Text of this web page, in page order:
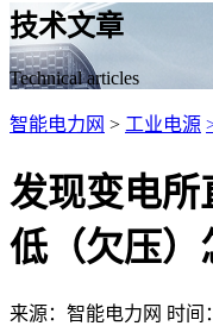
技术文章
Technical articles
智能电力网 > 工业电源
发现变电所
低（欠压）
来源：智能电力网 时间